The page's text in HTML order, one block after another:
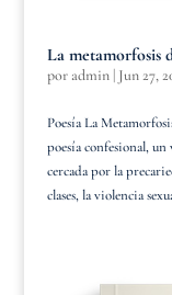
La metamorfosis
poradmin| Jun 27,
Poesía La
poesía confesional,
cercada por la
clases, la violencia